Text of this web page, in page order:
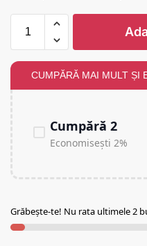
CUMPĂRĂ MAI MULT ȘI
Cumpără 2
Economisești 2%
Grăbește-te! Nu rata ultimele 2